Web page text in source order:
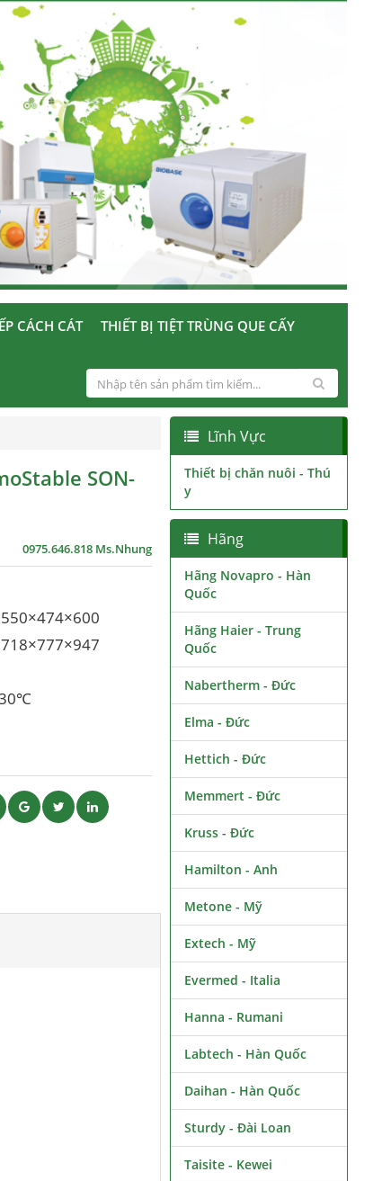
CÁCH CÁT
THIẾT BỊ TIỆT TRÙNG QUE CẤY
SON-
0975.646.818 Ms.Nhung
Lĩnh Vực
Thiết bị chăn nuôi - Thú
y
Hãng
Hãng Novapro - Hàn
Quốc
Hãng Haier - Trung
Quốc
Nabertherm - Đức
Elma - Đức
Hettich - Đức
Memmert - Đức
Kruss - Đức
Hamilton - Anh
Metone - Mỹ
Extech - Mỹ
Evermed - Italia
Hanna - Rumani
Labtech - Hàn Quốc
Daihan - Hàn Quốc
Sturdy - Đài Loan
Taisite - Kewei